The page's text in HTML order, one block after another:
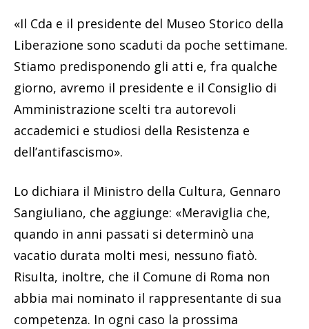
«Il Cda e il presidente del Museo Storico della
Liberazione sono scaduti da poche settimane.
Stiamo predisponendo gli atti e, fra qualche
giorno, avremo il presidente e il Consiglio di
Amministrazione scelti tra autorevoli
accademici e studiosi della Resistenza e
dell’antifascismo».
Lo dichiara il Ministro della Cultura, Gennaro
Sangiuliano, che aggiunge: «Meraviglia che,
quando in anni passati si determinò una
vacatio durata molti mesi, nessuno fiatò.
Risulta, inoltre, che il Comune di Roma non
abbia mai nominato il rappresentante di sua
competenza. In ogni caso la prossima